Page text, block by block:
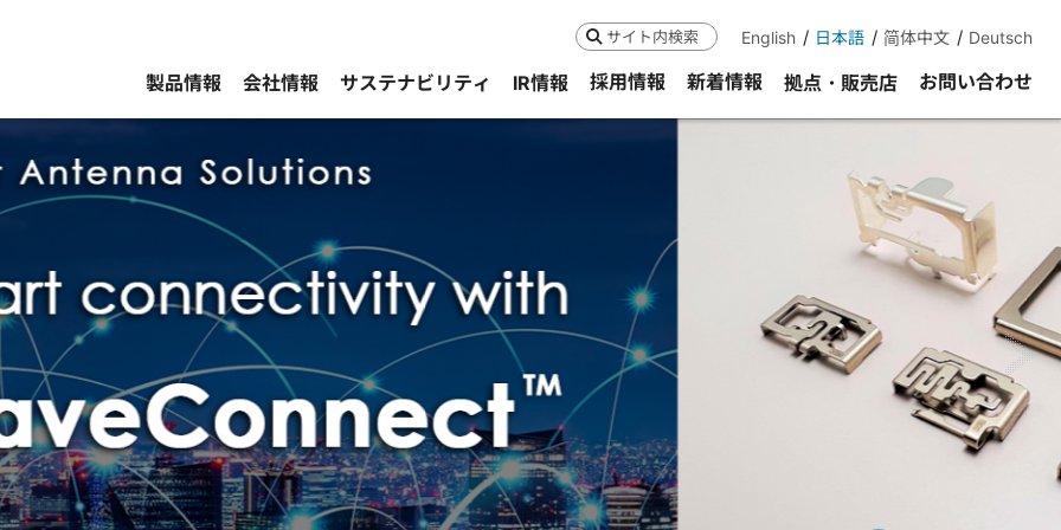
検索 English 日本語 简体中文 Deutsch
製品情報 会社情報 サステナビリティ IR情報 採用情報 新着情報 拠点・販売店 お問い合わせ